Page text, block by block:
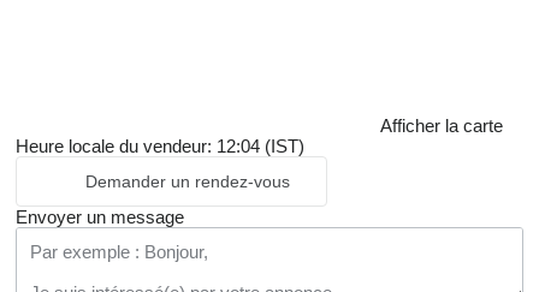
Afficher la carte
Heure locale du vendeur: 12:04 (IST)
Demander un rendez-vous
Envoyer un message